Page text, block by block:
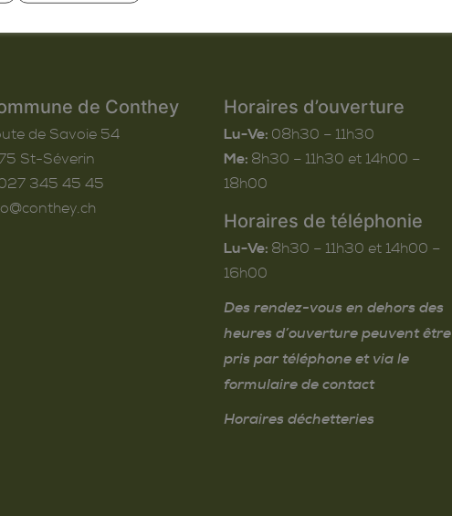
de Conthey
de Savoie 54
St-Séverin
345 45 45
Horaires d’ouverture
Lu-Ve: 08h30 – 11h30
Me: 8h30 – 11h30 et 14h00 –
18h00
Horaires de téléphonie
Lu-Ve: 8h30 – 11h30 et 14h00 –
16h00
Des rendez-vous en dehors des
heures d’ouverture peuvent être
pris par téléphone et via le
formulaire de contact
Horaires déchetteries